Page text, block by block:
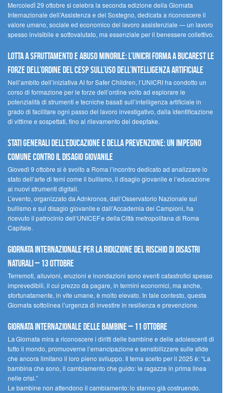
MercoledÌ 29 ottobre si celebra la seconda edizione della Giornata
Internazionale dell’Assistenza e del Sostegno, dedicata a riconoscere il
valore umano, sociale ed economico del lavoro assistenziale — un lavoro
spesso invisibile e sottovalutato, ma essenziale per il benessere collettivo.
Lotta a sfruttamento e abuso minorile: l’UNICRI forma a Bucarest le
forze dell’ordine del CESP sull’uso dell’Intelligenza Artificiale
Nell’ambito dell’iniziativa AI for Safer Children, l’UNICRI ha condotto un
corso di formazione per le forze dell’ordine volto ad esplorare le
potenzialità di strumenti e tecniche basati sull’intelligenza artificiale in
grado di facilitare ogni passo del lavoro investigativo, dalla identificazione
di vittime e sospettati, fino al rilevamento dei deepfake.
Stati Generali dell’Educazione e della Prevenzione: un impegno
comune contro il disagio giovanile
Giovedì 9 ottobre si è svolto a Roma l’incontro dedicato ad analizzare lo
stato dell’arte di temi come il bullismo, il disagio giovanile e l’educazione
ai nuovi strumenti digitali.
L’evento, organizzato da Adnkronos, dall’Osservatorio Nazionale sul
bullismo e sul disagio giovanile e dall’Accademia dei Campioni, ha
ricevuto il patrocinio dell’UNICEF e della Città metropolitana di Roma
Capitale.
Giornata internazionale per la riduzione del rischio di disastri
naturali – 13 ottobre
Terremoti, alluvioni, eruzioni e inondazioni sono eventi catastrofici spesso
imprevedibili, il cui prezzo da pagare, in termini economici, ma anche,
sfortunatamente, in vite umane, è molto elevato. In tale contesto, questa
Giornata sottolinea l’urgenza di investire in resilienza e prevenzione.
Giornata internazionale delle bambine – 11 ottobre
La Giornata mira a riconoscere i diritti delle bambine e delle adolescenti di
tutto il mondo, promuoverne l’emancipazione e sensibilizzare sulle sfide
che ancora limitano il loro pieno sviluppo. Il tema scelto per il 2025 è: “La
bambina che sono, il cambiamento che guido: le ragazze in prima linea
nelle crisi.”
Le bambine non attendono il cambiamento: lo stanno già costruendo.